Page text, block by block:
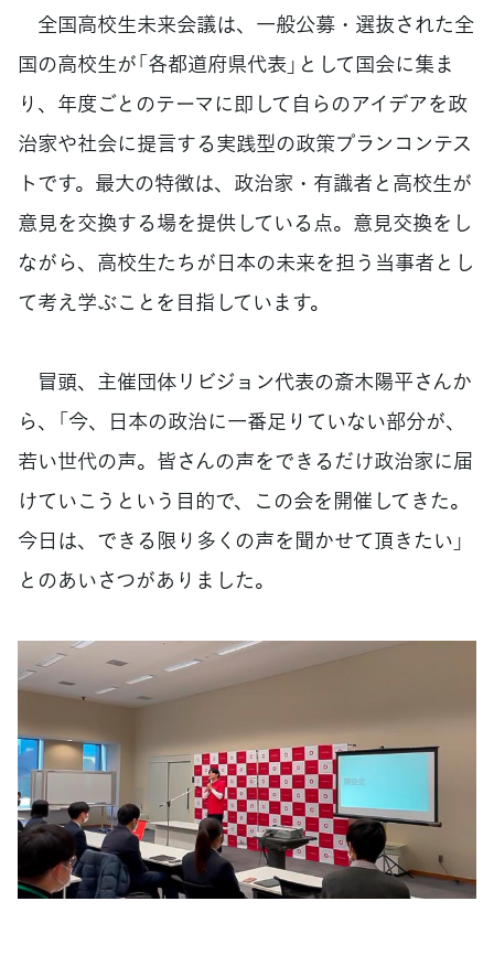
全国高校生未来会議は、一般公募・選抜された全
国の高校生が「各都道府県代表」として国会に集ま
り、年度ごとのテーマに即して自らのアイデアを政
治家や社会に提言する実践型の政策プランコンテス
トです。最大の特徴は、政治家・有識者と高校生が
意見を交換する場を提供している点。意見交換をし
ながら、高校生たちが日本の未来を担う当事者とし
て考え学ぶことを目指しています。
冒頭、主催団体リビジョン代表の斎木陽平さんか
ら、「今、日本の政治に一番足りていない部分が、
若い世代の声。皆さんの声をできるだけ政治家に届
けていこうという目的で、この会を開催してきた。
今日は、できる限り多くの声を聞かせて頂きたい」
とのあいさつがありました。